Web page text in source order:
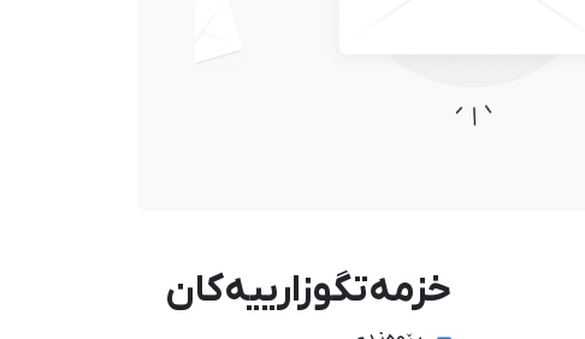
خزمەتگوزارییەکان